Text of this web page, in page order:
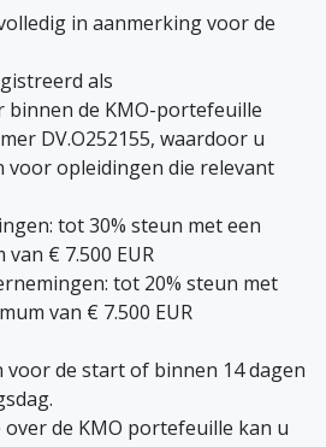
in aanmerking voor de
als
de KMO-portefeuille
DV.O252155, waardoor u
opleidingen die relevant
tot 30% steun met een
€ 7.500 EUR
tot 20% steun met
van € 7.500 EUR
voor de start of binnen 14 dagen
de KMO portefeuille kan u